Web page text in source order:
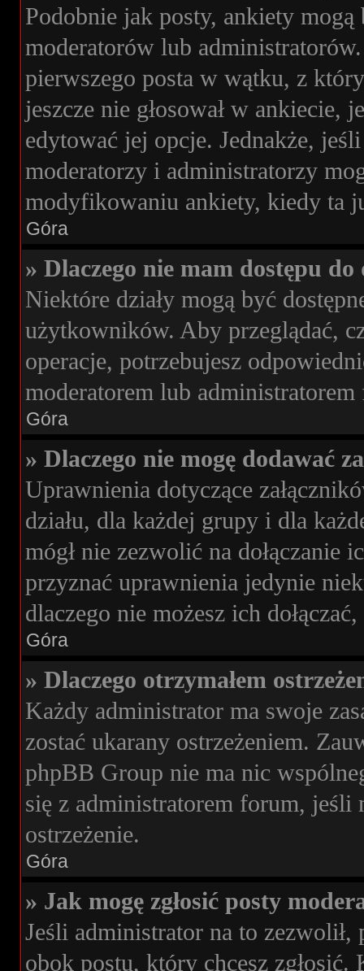
Podobnie jak posty, ankiety
moderatorów lub
pierwszego posta w wątku, z
jeszcze nie głosował w ankiecie,
edytować jej opcje. Jednakże,
moderatorzy i administratorzy
modyfikowaniu ankiety, kiedy ta
Góra
» Dlaczego nie mam dostępu do
Niektóre działy mogą być
użytkowników. Aby przeglądać,
operacje, potrzebujesz
moderatorem lub
Góra
» Dlaczego nie mogę dodawać
Uprawnienia dotyczące
działu, dla każdej grupy i dla
mógł nie zezwolić na
przyznać uprawnienia jedynie
dlaczego nie możesz ich
Góra
» Dlaczego otrzymałem
Każdy administrator ma swoje
zostać ukarany ostrzeżeniem.
phpBB Group nie ma nic
się z administratorem forum, jeśli
ostrzeżenie.
Góra
» Jak mogę zgłosić posty
Jeśli administrator na to
obok postu, który chcesz